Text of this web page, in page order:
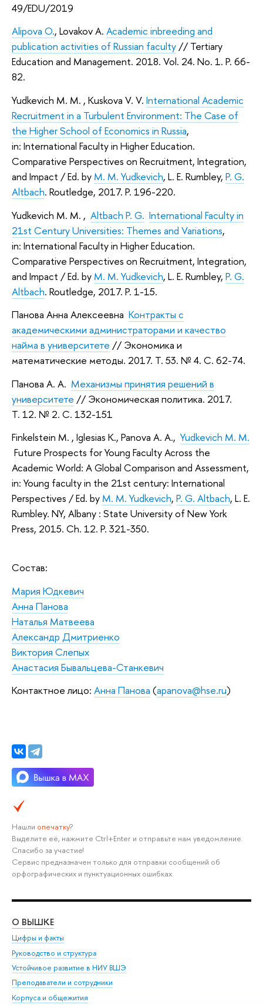
49/EDU/2019
Alipova O., Lovakov A. Academic inbreeding and
publication activities of Russian faculty // Tertiary
Education and Management. 2018. Vol. 24. No. 1. P. 66-
82.
Yudkevich M. M. , Kuskova V. V. International Academic
Recruitment in a Turbulent Environment: The Case of
the Higher School of Economics in Russia,
in: International Faculty in Higher Education.
Comparative Perspectives on Recruitment, Integration,
and Impact / Ed. by M. M. Yudkevich, L. E. Rumbley, P. G.
Altbach. Routledge, 2017. P. 196-220.
Yudkevich M. M. , Altbach P. G. International Faculty in
21st Century Universities: Themes and Variations,
in: International Faculty in Higher Education.
Comparative Perspectives on Recruitment, Integration,
and Impact / Ed. by M. M. Yudkevich, L. E. Rumbley, P. G.
Altbach. Routledge, 2017. P. 1-15.
Панова Анна Алексеевна Контракты с
академическими администраторами и качество
найма в университете // Экономика и
математические методы. 2017. Т. 53. № 4. С. 62-74.
Панова А. А. Механизмы принятия решений в
университете // Экономическая политика. 2017.
Т. 12. № 2. С. 132-151
Finkelstein M. , Iglesias K., Panova A. A., Yudkevich M. M.
Future Prospects for Young Faculty Across the
Academic World: A Global Comparison and Assessment,
in: Young faculty in the 21st century: International
Perspectives / Ed. by M. M. Yudkevich, P. G. Altbach, L. E.
Rumbley. NY, Albany : State University of New York
Press, 2015. Ch. 12. P. 321-350.
Состав:
Мария Юдкевич
Анна Панова
Наталья Матвеева
Александр Дмитриенко
Виктория Слепых
Анастасия Бывальцева-Станкевич
Контактное лицо: Анна Панова (apanova@hse.ru)
Нашли опечатку?
Выделите её, нажмите Ctrl+Enter и отправьте нам уведомление.
Спасибо за участие!
Сервис предназначен только для отправки сообщений об
орфографических и пунктуационных ошибках.
О ВЫШКЕ
Цифры и факты
Руководство и структура
Устойчивое развитие в НИУ ВШЭ
Преподаватели и сотрудники
Корпуса и общежития